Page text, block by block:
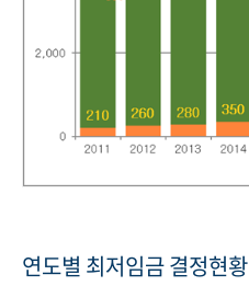
연도별 최저임금 결정현황